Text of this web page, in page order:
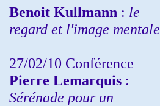
Benoit Kullmann : le
regard et l'image mentale
27/02/10 Conférence
Pierre Lemarquis :
Sérénade pour un